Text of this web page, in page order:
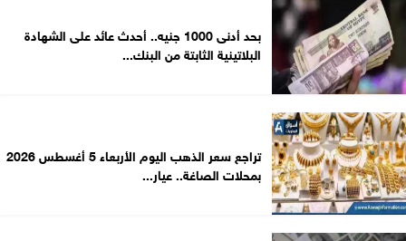
بحد أدنى 1000 جنيه.. أحدث عائد على الشهادة
البلاتينية الثابتة من البنك...
تراجع سعر الذهب اليوم الأربعاء 5 أغسطس 2026
بمحلات الصاغة.. عيار...